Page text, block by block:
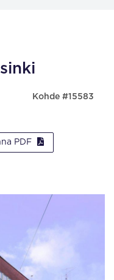
Kohde #15583
PDF